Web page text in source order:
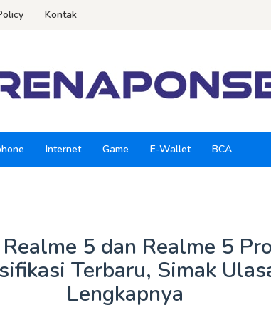
Kontak
Internet Game E-Wallet BCA
5 dan Realme 5
Terbaru, Simak
Lengkapnya